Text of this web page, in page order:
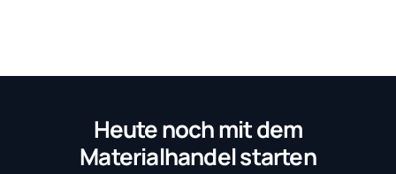
Heute noch mit dem
Materialhandel starten